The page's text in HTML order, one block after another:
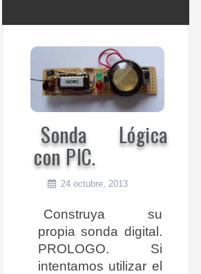
Sonda Lógica
con PIC.
24 octubre, 2013
Construya su
propia sonda digital.
PROLOGO. Si
intentamos utilizar el